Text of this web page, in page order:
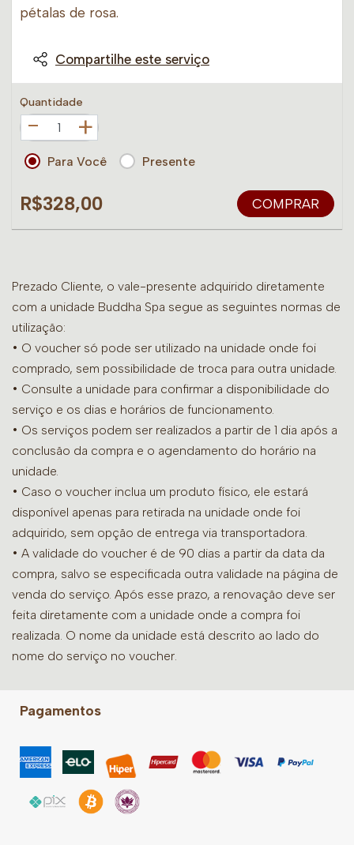
pétalas de rosa.
Compartilhe este serviço
Quantidade
+
Para Você Presente
R$328,00 COMPRAR
Prezado Cliente, o vale-presente adquirido diretamente
com a unidade Buddha Spa segue as seguintes normas de
utilização:
• O voucher só pode ser utilizado na unidade onde foi
comprado, sem possibilidade de troca para outra unidade.
• Consulte a unidade para confirmar a disponibilidade do
serviço e os dias e horários de funcionamento.
• Os serviços podem ser realizados a partir de 1 dia após a
conclusão da compra e o agendamento do horário na
unidade.
• Caso o voucher inclua um produto físico, ele estará
disponível apenas para retirada na unidade onde foi
adquirido, sem opção de entrega via transportadora.
• A validade do voucher é de 90 dias a partir da data da
compra, salvo se especificada outra validade na página de
venda do serviço. Após esse prazo, a renovação deve ser
feita diretamente com a unidade onde a compra foi
realizada. O nome da unidade está descrito ao lado do
nome do serviço no voucher.
Pagamentos